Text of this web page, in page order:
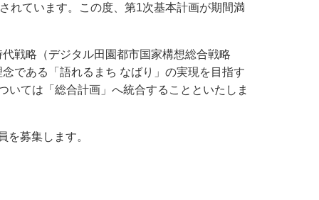
れています。この度、第1次基本計画が期間満
戦略（デジタル田園都市国家構想総合戦略
である「語れるまち なばり」の実現を目指す
いては「総合計画」へ統合することといたしま
募集します。